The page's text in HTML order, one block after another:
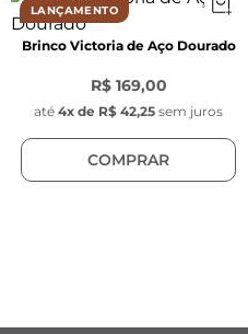
na cor prata banhadas
LANÇAMENTO
Brinco Victoria de Aço Dourado
R$ 169,00
até 4x de R$ 42,25 sem juros
COMPRAR